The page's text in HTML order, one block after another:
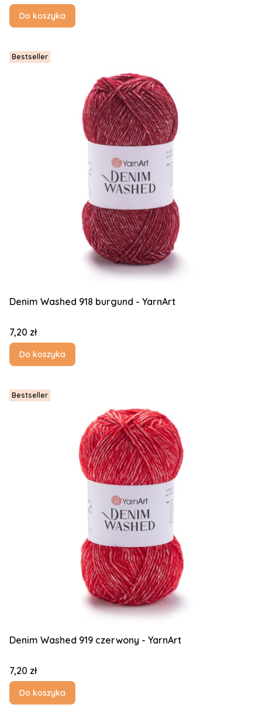
Do koszyka
Bestseller
Denim Washed 918 burgund - YarnArt
Cena
7,20 zł
Do koszyka
Bestseller
Denim Washed 919 czerwony - YarnArt
Cena
7,20 zł
Do koszyka